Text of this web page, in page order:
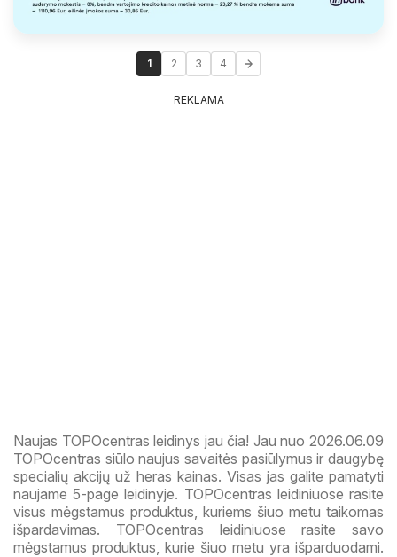
1 2 3 4
REKLAMA
Naujas TOPOcentras leidinys jau čia! Jau nuo 2026.06.09
TOPOcentras siūlo naujus savaitės pasiūlymus ir daugybę
specialių akcijų už heras kainas. Visas jas galite pamatyti
naujame 5-page leidinyje. TOPOcentras leidiniuose rasite
visus mėgstamus produktus, kuriems šiuo metu taikomas
išpardavimas. TOPOcentras leidiniuose rasite savo
mėgstamus produktus, kurie šiuo metu yra išparduodami.